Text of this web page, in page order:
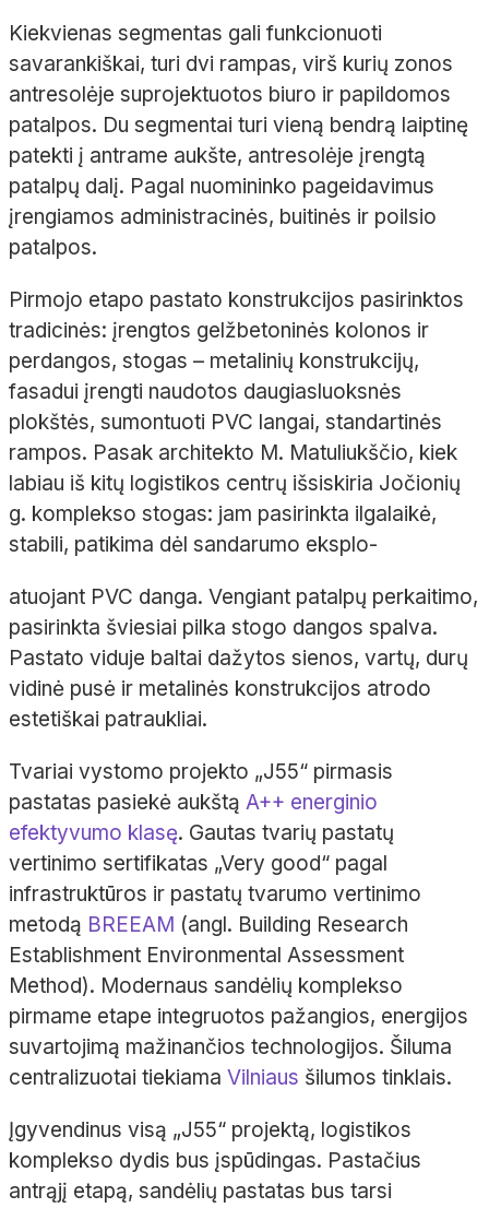
Kiekvienas segmentas gali funkcionuoti
savarankiškai, turi dvi rampas, virš kurių zonos
antresolėje suprojektuotos biuro ir papildomos
patalpos. Du segmentai turi vieną bendrą laiptinę
patekti į antrame aukšte, antresolėje įrengtą
patalpų dalį. Pagal nuomininko pageidavimus
įrengiamos administracinės, buitinės ir poilsio
patalpos.
Pirmojo etapo pastato konstrukcijos pasirinktos
tradicinės: įrengtos gelžbetoninės kolonos ir
perdangos, stogas – metalinių konstrukcijų,
fasadui įrengti naudotos daugiasluoksnės
plokštės, sumontuoti PVC langai, standartinės
rampos. Pasak architekto M. Matuliukščio, kiek
labiau iš kitų logistikos centrų išsiskiria Jočionių
g. komplekso stogas: jam pasirinkta ilgalaikė,
stabili, patikima dėl sandarumo eksplo-
atuojant PVC danga. Vengiant patalpų perkaitimo,
pasirinkta šviesiai pilka stogo dangos spalva.
Pastato viduje baltai dažytos sienos, vartų, durų
vidinė pusė ir metalinės konstrukcijos atrodo
estetiškai patraukliai.
Tvariai vystomo projekto „J55“ pirmasis
pastatas pasiekė aukštą A++ energinio
efektyvumo klasę. Gautas tvarių pastatų
vertinimo sertifikatas „Very good“ pagal
infrastruktūros ir pastatų tvarumo vertinimo
metodą BREEAM (angl. Building Research
Establishment Environmental Assessment
Method). Modernaus sandėlių komplekso
pirmame etape integruotos pažangios, energijos
suvartojimą mažinančios technologijos. Šiluma
centralizuotai tiekiama Vilniaus šilumos tinklais.
Įgyvendinus visą „J55“ projektą, logistikos
komplekso dydis bus įspūdingas. Pastačius
antrąjį etapą, sandėlių pastatas bus tarsi